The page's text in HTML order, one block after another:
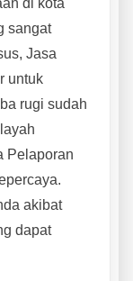
di kota
sangat
Jasa
untuk
rugi sudah
Pelaporan
akibat
dapat